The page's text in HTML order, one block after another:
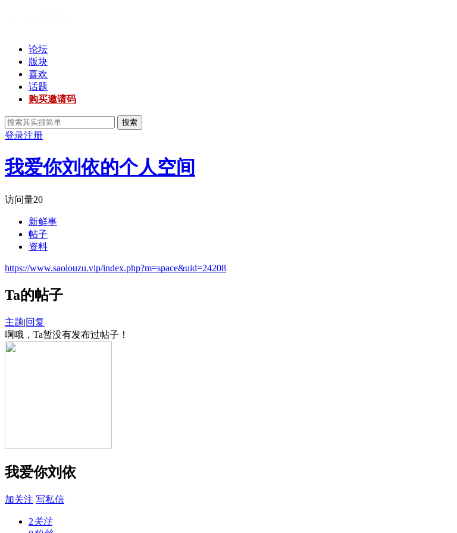
论坛
版块
喜欢
话题
购买邀请码
搜索
登录注册
我爱你刘依的个人空间
访问量20
新鲜事
帖子
资料
https://www.saolouzu.vip/index.php?m=space&uid=24208
Ta的帖子
主题|回复
啊哦，Ta暂没有发布过帖子！
我爱你刘依
加关注 写私信
2关注